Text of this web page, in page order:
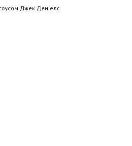
Джек Деніелс